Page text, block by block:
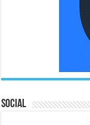
Social